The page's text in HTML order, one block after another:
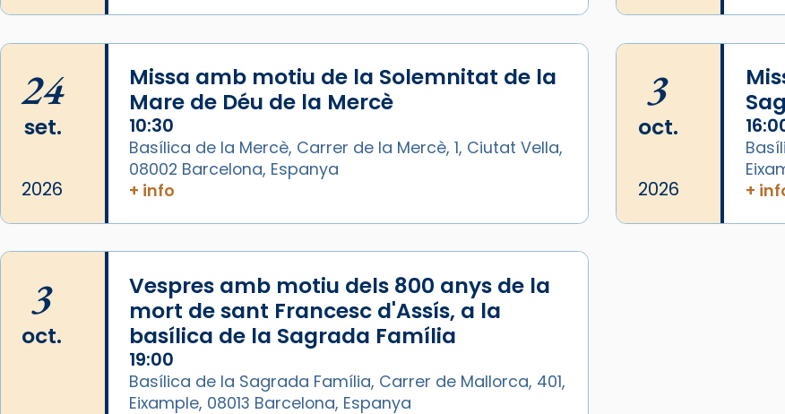
La Carmina va patir depressió.
Fa gairebé dos mesos, a l'Estadi
Lluís Companys, la jove va fer
arribar el seu testimoni al papa
Lleó XIV.
Recupera l'entrevista
compVatican Newstican News 👇
www.vaticannews.va/es/iglesia/news/2026-
07/carmina-historia-depresion-
papa-viaje-espana-testimoni...
Photo
View on Facebook Share
Arquebisbat de Barcelona
2 weeks ago
«Avui les santes Juliana i
24
set.
2026
Missa amb motiu de la Solemnitat de la
Mare de Déu de la Mercè
10:30
Basílica de la Mercè, Carrer de la Mercè, 1, Ciutat Vella,
08002 Barcelona, Espanya
+ info
3
oct.
2026
+
3
oct.
Vespres amb motiu dels 800 anys de la
mort de sant Francesc d'Assís, a la
basílica de la Sagrada Família
19:00
Basílica de la Sagrada Família, Carrer de Mallorca, 401,
Eixample, 08013 Barcelona, Espanya